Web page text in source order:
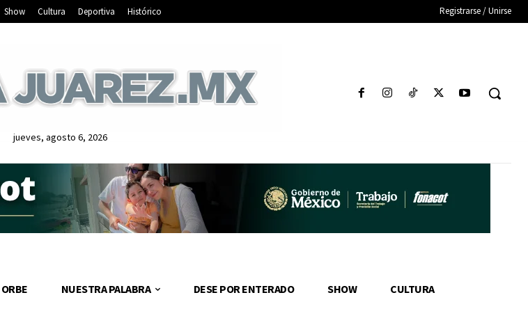
Show Cultura Deportiva Histórico Registrarse / Unirse
jueves, agosto 6, 2026
ORBE NUESTRA PALABRA DESE POR ENTERADO SHOW CULTURA